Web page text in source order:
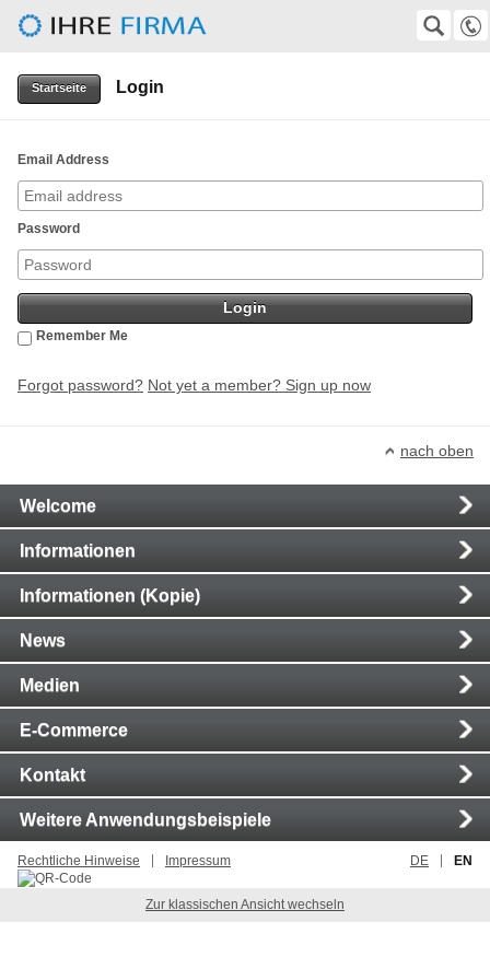
SUCHE
0511-372247
Startseite Login
Email Address
Password
Remember Me
Forgot password? Not yet a member? Sign up now
nach oben
Navigation
Welcome
Informationen
Informationen (Kopie)
News
Medien
E-Commerce
Kontakt
Weitere Anwendungsbeispiele
Rechtliche Hinweise Impressum DE EN
Zur klassischen Ansicht wechseln